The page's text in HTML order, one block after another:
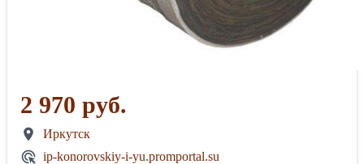
2 970 руб.
Иркутск
ip-konorovskiy-i-yu.promportal.su